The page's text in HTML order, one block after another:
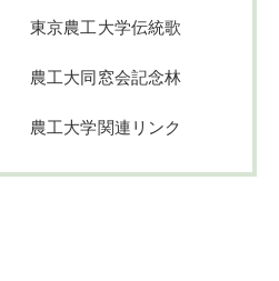
東京農工大学伝統歌
農工大同窓会記念林
農工大学関連リンク